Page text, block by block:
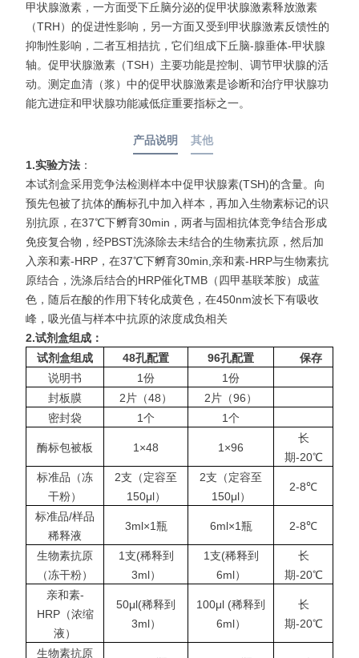
甲状腺激素，一方面受下丘脑分泌的促甲状腺激素释放激素
（TRH）的促进性影响，另一方面又受到甲状腺激素反馈性的
抑制性影响，二者互相拮抗，它们组成下丘脑-腺垂体-甲状腺
轴。促甲状腺激素（TSH）主要功能是控制、调节甲状腺的活
动。测定血清（浆）中的促甲状腺激素是诊断和治疗甲状腺功
能亢进症和甲状腺功能减低症重要指标之一。
产品说明 其他
1.实验方法 ：
本试剂盒采用竞争法检测样本中促甲状腺素(TSH)的含量。向
预先包被了抗体的酶标孔中加入样本，再加入生物素标记的识
别抗原，在37℃下孵育30min，两者与固相抗体竞争结合形成
免疫复合物，经PBST洗涤除去未结合的生物素抗原，然后加
入亲和素-HRP，在37℃下孵育30min,亲和素-HRP与生物素抗
原结合，洗涤后结合的HRP催化TMB（四甲基联苯胺）成蓝
色，随后在酸的作用下转化成黄色，在450nm波长下有吸收
峰，吸光值与样本中抗原的浓度成负相关
2.试剂盒组成：
试剂盒组成
48孔配置 96孔配置
保存
说明书
1份
1份
封板膜
2片（48）
2片（96）
密封袋
1个 1个
酶标包被板 1×48 1×96
长
期-20℃
标准品（冻
干粉）
2支（定容至
150μl）
2支（定容至
150μl）
2-8℃
标准品/样品
稀释液
3ml×1瓶 6ml×1瓶 2-8℃
生物素抗原
（冻干粉）
1支(稀释到
3ml）
1支(稀释到
6ml）
长
期-20℃
亲和素-
HRP（浓缩
液）
50μl(稀释到
3ml）
100μl (稀释到
6ml）
长
期-20℃
生物素抗原